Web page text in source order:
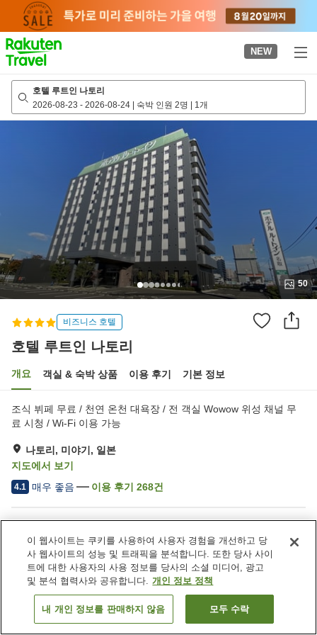
page
NEW
호텔 루트인 나토리
2026-08-23 - 2026-08-24 | 숙박 인원 2명 | 1개
50
비즈니스 호텔
호텔 루트인 나토리
개요 객실 & 숙박 상품 이용 후기 기본 정보
조식 뷔페 무료 / 천연 온천 대욕장 / 전 객실 Wowow 위성 채널 무
료 시청 / Wi-Fi 이용 가능
나토리, 미야기, 일본
지도에서 보기
4.1 매우 좋음 이용 후기 268건
Wi-Fi
레스토랑
자동판매기
주차 (무료)
객실 보기
이 웹사이트는 쿠키를 사용하여 사용자 경험을 개선하고 당
사 웹사이트의 성능 및 트래픽을 분석합니다. 또한 당사 사이
트에 대한 사용자의 사용 정보를 당사의 소셜 미디어, 광고
및 분석 협력사와 공유합니다. 개인 정보 정책
내 개인 정보를 판매하지 않음 모두 수락